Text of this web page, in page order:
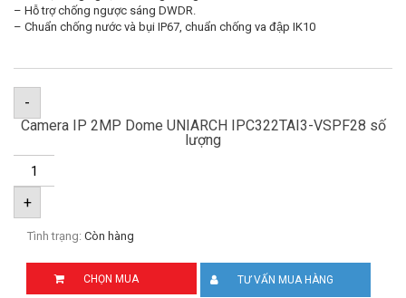
– Hỗ trợ chống ngược sáng DWDR.
– Chuẩn chống nước và bụi IP67, chuẩn chống va đập IK10
-
Camera IP 2MP Dome UNIARCH IPC322TAI3-VSPF28 số
lượng
+
Tình trạng: Còn hàng
CHỌN MUA TƯ VẤN MUA HÀNG